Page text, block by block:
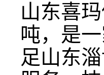
山东喜
吨，是
足山东